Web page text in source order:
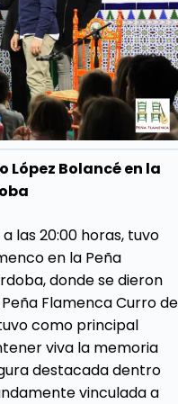
Bolancé en la
las 20:00 horas, tuvo
en la Peña
donde se dieron
Flamenca Curro de
como principal
viva la memoria
destacada dentro
vinculada a